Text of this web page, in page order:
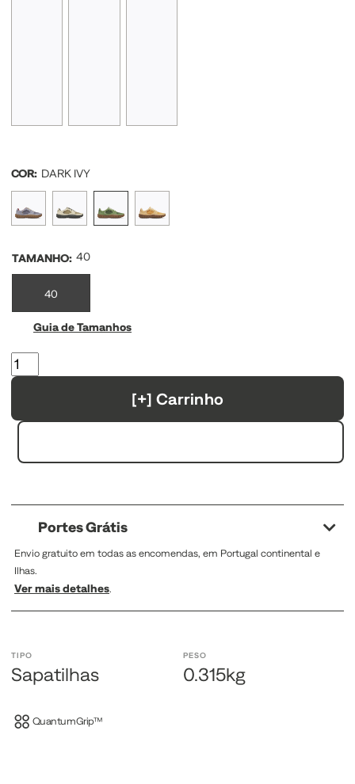
TIPO
Sapatilhas
PESO
0.315kg
QuantumGrip™
COR: DARK IVY
TAMANHO: 40
40
Guia de Tamanhos
[+] Carrinho
Portes Grátis
Envio gratuito em todas as encomendas, em Portugal continental e
Ilhas.
Ver mais detalhes.